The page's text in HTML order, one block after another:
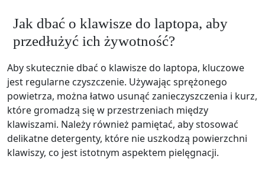
Jak dbać o klawisze do laptopa, aby
przedłużyć ich żywotność?
Aby skutecznie dbać o klawisze do laptopa, kluczowe
jest regularne czyszczenie. Używając sprężonego
powietrza, można łatwo usunąć zanieczyszczenia i kurz,
które gromadzą się w przestrzeniach między
klawiszami. Należy również pamiętać, aby stosować
delikatne detergenty, które nie uszkodzą powierzchni
klawiszy, co jest istotnym aspektem pielęgnacji.